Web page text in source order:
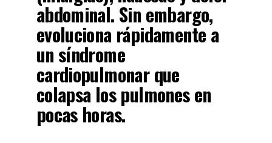
abdominal. Sin embargo,
evoluciona rápidamente a
unsíndrome
cardiopulmonarque
colapsa los pulmones en
pocas horas.